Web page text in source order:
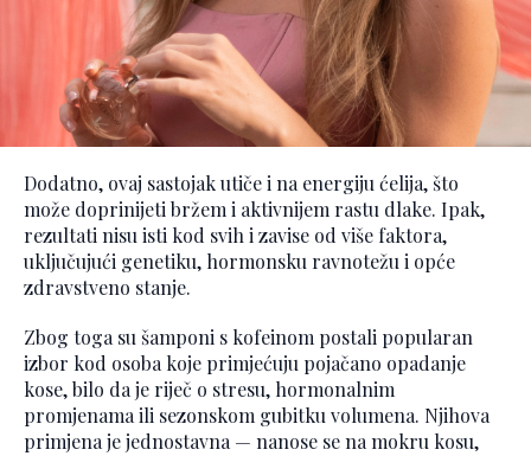
Dodatno, ovaj sastojak utiče i na energiju ćelija, što
može doprinijeti bržem i aktivnijem rastu dlake. Ipak,
rezultati nisu isti kod svih i zavise od više faktora,
uključujući genetiku, hormonsku ravnotežu i opće
zdravstveno stanje.
Zbog toga su šamponi s kofeinom postali popularan
izbor kod osoba koje primjećuju pojačano opadanje
kose, bilo da je riječ o stresu, hormonalnim
promjenama ili sezonskom gubitku volumena. Njihova
primjena je jednostavna — nanose se na mokru kosu,